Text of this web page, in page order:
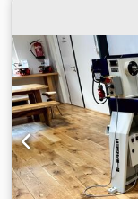
използвана в
център, намира се
сервизирана и
(Напълно
Nok - Височина на
центровете: 1.000
конус MK3 и ASR
Отвор на
ход: 150 mm / MK3
Тегло: 270 kg -